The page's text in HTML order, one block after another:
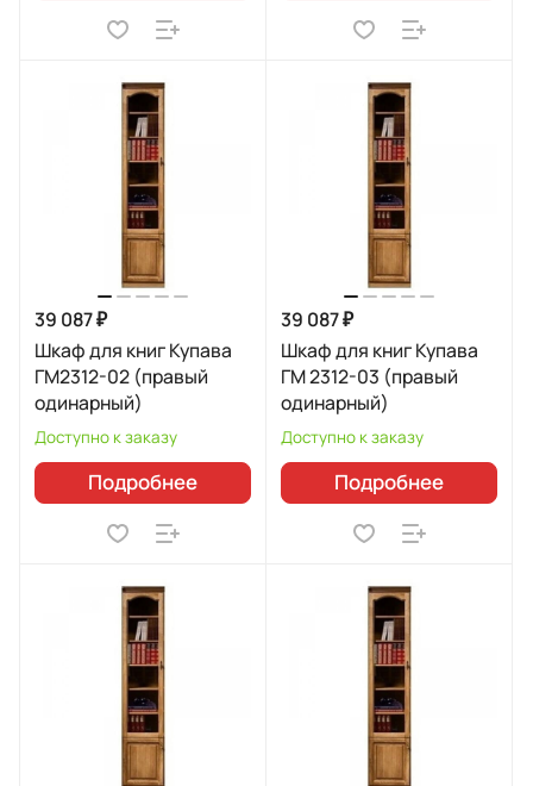
39 087 ₽
Шкаф для книг Купава
ГМ2312-02 (правый
одинарный)
Доступно к заказу
Подробнее
39 087 ₽
Шкаф для книг Купава
ГМ 2312-03 (правый
одинарный)
Доступно к заказу
Подробнее